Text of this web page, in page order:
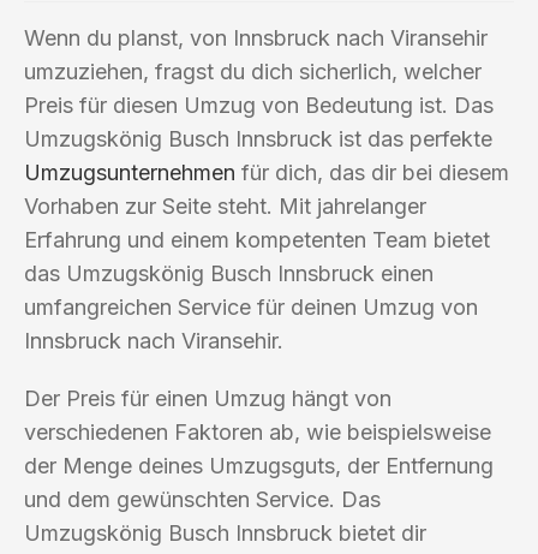
Wenn du planst, von Innsbruck nach Viransehir
umzuziehen, fragst du dich sicherlich, welcher
Preis für diesen Umzug von Bedeutung ist. Das
Umzugskönig Busch Innsbruck ist das perfekte
Umzugsunternehmen für dich, das dir bei diesem
Vorhaben zur Seite steht. Mit jahrelanger
Erfahrung und einem kompetenten Team bietet
das Umzugskönig Busch Innsbruck einen
umfangreichen Service für deinen Umzug von
Innsbruck nach Viransehir.
Der Preis für einen Umzug hängt von
verschiedenen Faktoren ab, wie beispielsweise
der Menge deines Umzugsguts, der Entfernung
und dem gewünschten Service. Das
Umzugskönig Busch Innsbruck bietet dir